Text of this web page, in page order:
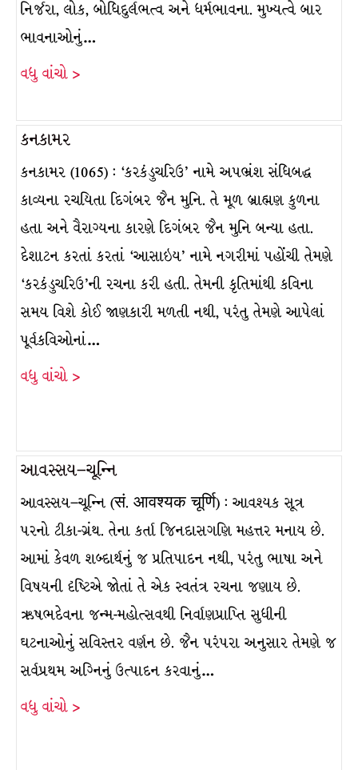
નિર્જરા, લોક, બોધિદુર્લભત્વ અને ધર્મભાવના. મુખ્યત્વે બાર
ભાવનાઓનું…
વધુ વાંચો >
કનકામર
કનકામર (1065) : ‘કરકંડુચરિઉ’ નામે અપભ્રંશ સંધિબદ્ધ
કાવ્યના રચયિતા દિગંબર જૈન મુનિ. તે મૂળ બ્રાહ્મણ કુળના
હતા અને વૈરાગ્યના કારણે દિગંબર જૈન મુનિ બન્યા હતા.
દેશાટન કરતાં કરતાં ‘આસાઇય’ નામે નગરીમાં પહોંચી તેમણે
‘કરકંડુચરિઉ’ની રચના કરી હતી. તેમની કૃતિમાંથી કવિના
સમય વિશે કોઈ જાણકારી મળતી નથી, પરંતુ તેમણે આપેલાં
પૂર્વકવિઓનાં…
વધુ વાંચો >
આવસ્સય–ચૂન્નિ
આવસ્સય–ચૂન્નિ (सं. आवश्यक चूर्णि) : આવશ્યક સૂત્ર
પરનો ટીકા-ગ્રંથ. તેના કર્તા જિનદાસગણિ મહત્તર મનાય છે.
આમાં કેવળ શબ્દાર્થનું જ પ્રતિપાદન નથી, પરંતુ ભાષા અને
વિષયની દૃષ્ટિએ જોતાં તે એક સ્વતંત્ર રચના જણાય છે.
ઋષભદેવના જન્મ-મહોત્સવથી નિર્વાણપ્રાપ્તિ સુધીની
ઘટનાઓનું સવિસ્તર વર્ણન છે. જૈન પરંપરા અનુસાર તેમણે જ
સર્વપ્રથમ અગ્નિનું ઉત્પાદન કરવાનું…
વધુ વાંચો >